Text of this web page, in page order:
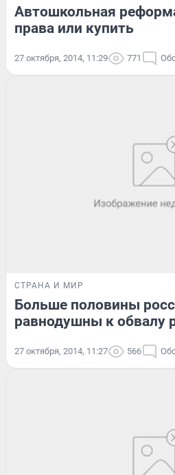
Автошкольная
права или купить
27 октября, 2014, 11:29 771
СТРАНА И МИР
Больше половины
равнодушны к обвалу
27 октября, 2014, 11:27 566